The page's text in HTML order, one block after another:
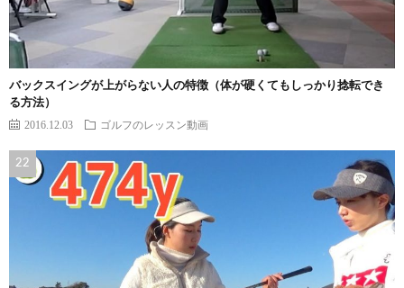
バックスイングが上がらない人の特徴（体が硬くてもしっかり捻転でき
る方法）
2016.12.03 ゴルフのレッスン動画